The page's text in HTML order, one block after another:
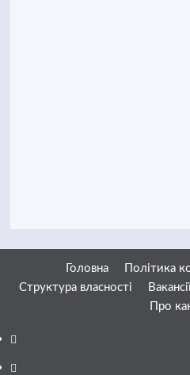
Головна
Політика
Структура власності
Про
Facebook
YouTube